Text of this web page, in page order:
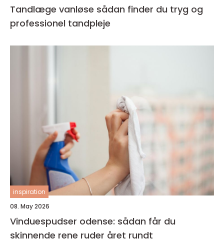
Tandlæge vanløse sådan finder du tryg og
professionel tandpleje
inspiration
08. May 2026
Vinduespudser odense: sådan får du
skinnende rene ruder året rundt